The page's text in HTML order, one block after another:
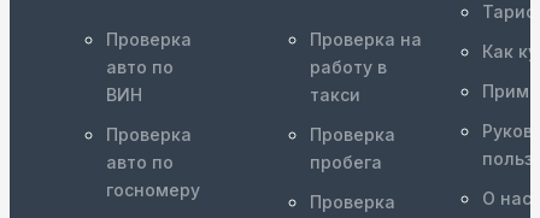
Проверка
авто по
ВИН
Проверка
авто по
госномеру
Проверка на
работу в
такси
Проверка
пробега
Проверка
Как
О нас